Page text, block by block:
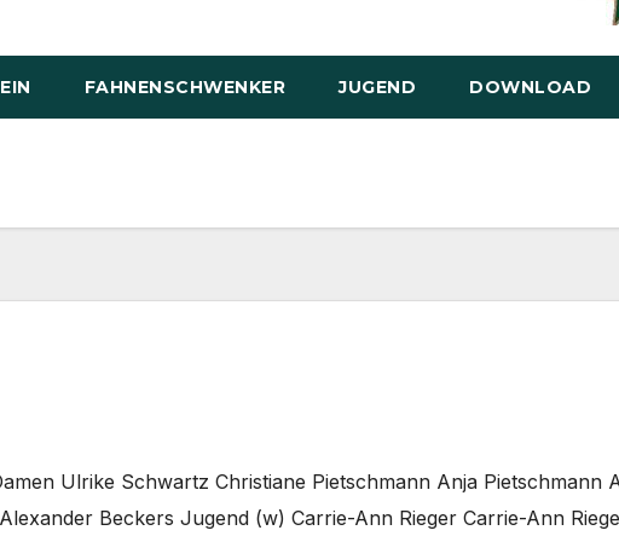
FAHNENSCHWENKER JUGEND DOWNLOAD
Ulrike Schwartz Christiane Pietschmann Anja Pietschmann
Beckers Jugend (w) Carrie-Ann Rieger Carrie-Ann